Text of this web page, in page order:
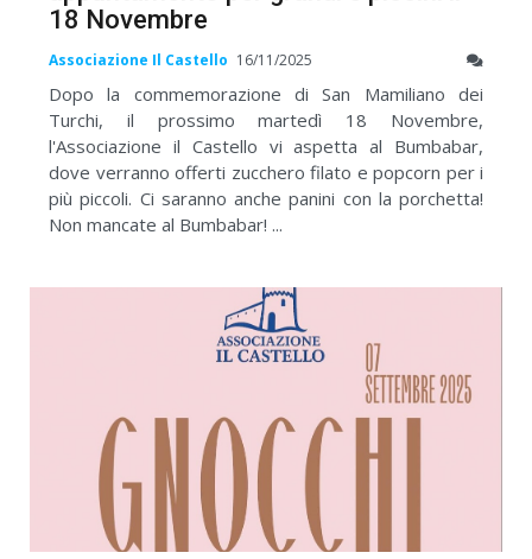
18 Novembre
Associazione Il Castello 16/11/2025
Dopo la commemorazione di San Mamiliano dei
Turchi, il prossimo martedì 18 Novembre,
l'Associazione il Castello vi aspetta al Bumbabar,
dove verranno offerti zucchero filato e popcorn per i
più piccoli. Ci saranno anche panini con la porchetta!
Non mancate al Bumbabar! ...